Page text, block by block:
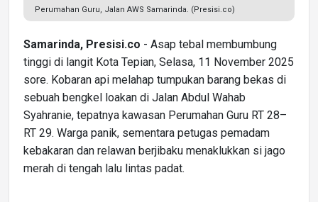
Perumahan Guru, Jalan AWS Samarinda. (Presisi.co)
Samarinda, Presisi.co - Asap tebal membumbung
tinggi di langit Kota Tepian, Selasa, 11 November 2025
sore. Kobaran api melahap tumpukan barang bekas di
sebuah bengkel loakan di Jalan Abdul Wahab
Syahranie, tepatnya kawasan Perumahan Guru RT 28–
RT 29. Warga panik, sementara petugas pemadam
kebakaran dan relawan berjibaku menaklukkan si jago
merah di tengah lalu lintas padat.